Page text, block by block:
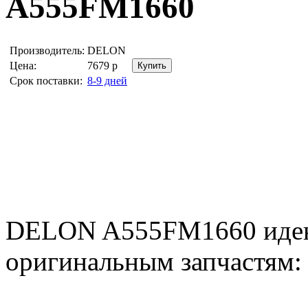
A555FM1660
Производитель: DELON
Цена:
7679 р
Срок поставки: 8-9 дней
DELON A555FM1660
оригинальным запчастям: